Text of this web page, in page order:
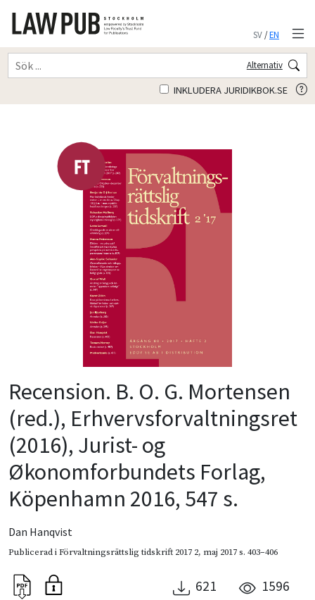
SV/EN
Alternativ
INKLUDERA JURIDIKBOK.SE
Recension. B. O. G. Mortensen
(red.), Erhvervsforvaltningsret
(2016), Jurist- og
Økonomforbundets Forlag,
Köpenhamn 2016, 547 s.
Dan Hanqvist
Publicerad iFörvaltningsrättslig tidskrift 2017 2, maj 2017s. 403–406
621 1596